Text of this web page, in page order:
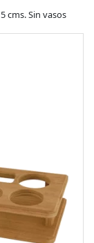
cms. Sin vasos